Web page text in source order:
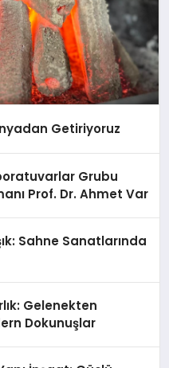
Getiriyoruz
Grubu
Prof. Dr. Ahmet Var
Sahne Sanatlarında
Gelenekten
Dokunuşlar